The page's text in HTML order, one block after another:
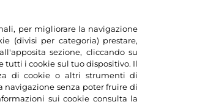
per migliorare la navigazione
(divisi per categoria) prestare,
sezione, cliccando su
tutti i cookie sul tuo dispositivo. Il
di cookie o altri strumenti di
senza poter fruire di
sui cookie consulta la